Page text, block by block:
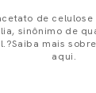
de
sinônimo de
mais
aqui.